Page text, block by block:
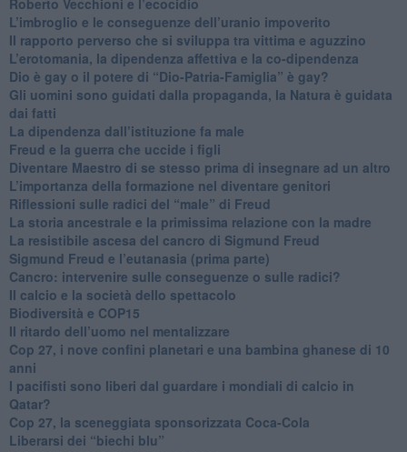
​L’imbroglio e le conseguenze dell’uranio impoverito
​Il rapporto perverso che si sviluppa tra vittima e aguzzino
L’erotomania, la dipendenza affettiva e la co-dipendenza
​Dio è gay o il potere di “Dio-Patria-Famiglia” è gay?
​Gli uomini sono guidati dalla propaganda, la Natura è guidata
dai fatti
La dipendenza dall’istituzione fa male
​Freud e la guerra che uccide i figli
​Diventare Maestro di se stesso prima di insegnare ad un altro
L’importanza della formazione nel diventare genitori
Riflessioni sulle radici del “male” di Freud
​La storia ancestrale e la primissima relazione con la madre
​La resistibile ascesa del cancro di Sigmund Freud
Sigmund Freud e l’eutanasia (prima parte)
Cancro: intervenire sulle conseguenze o sulle radici?
​Il calcio e la società dello spettacolo
Biodiversità e COP15
​Il ritardo dell’uomo nel mentalizzare
​Cop 27, i nove confini planetari e una bambina ghanese di 10
anni
​I pacifisti sono liberi dal guardare i mondiali di calcio in
Qatar?
​Cop 27, la sceneggiata sponsorizzata Coca-Cola
​Liberarsi dei “biechi blu”